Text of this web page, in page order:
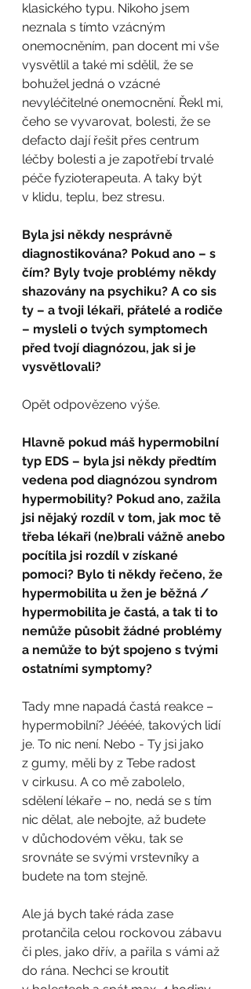
klasického typu. Nikoho jsem
neznala s tímto vzácným
onemocněním, pan docent mi vše
vysvětlil a také mi sdělil, že se
bohužel jedná o vzácné
nevyléčitelné onemocnění. Řekl mi,
čeho se vyvarovat, bolesti, že se
defacto dají řešit přes centrum
léčby bolesti a je zapotřebí trvalé
péče fyzioterapeuta. A taky být
v klidu, teplu, bez stresu.
Byla jsi někdy nesprávně
diagnostikována? Pokud ano – s
čím? Byly tvoje problémy někdy
shazovány na psychiku? A co sis
ty – a tvoji lékaři, přátelé a rodiče
– mysleli o tvých symptomech
před tvojí diagnózou, jak si je
vysvětlovali?
Opět odpovězeno výše.
Hlavně pokud máš hypermobilní
typ EDS – byla jsi někdy předtím
vedena pod diagnózou syndrom
hypermobility? Pokud ano, zažila
jsi nějaký rozdíl v tom, jak moc tě
třeba lékaři (ne)brali vážně anebo
pocítila jsi rozdíl v získané
pomoci? Bylo ti někdy řečeno, že
hypermobilita u žen je běžná /
hypermobilita je častá, a tak ti to
nemůže působit žádné problémy
a nemůže to být spojeno s tvými
ostatními symptomy?
Tady mne napadá častá reakce –
hypermobilní? Jéééé, takových lidí
je. To nic není. Nebo - Ty jsi jako
z gumy, měli by z Tebe radost
v cirkusu. A co mě zabolelo,
sdělení lékaře – no, nedá se s tím
nic dělat, ale nebojte, až budete
v důchodovém věku, tak se
srovnáte se svými vrstevníky a
budete na tom stejně.
Ale já bych také ráda zase
protančila celou rockovou zábavu
či ples, jako dřív, a pařila s vámi až
do rána. Nechci se kroutit